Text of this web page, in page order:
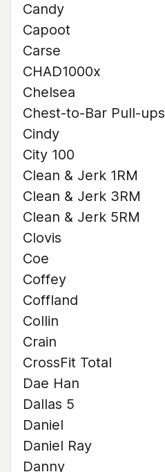
Candy
Capoot
Carse
CHAD1000x
Chelsea
Chest-to-Bar Pull-ups
Cindy
City 100
Clean & Jerk 1RM
Clean & Jerk 3RM
Clean & Jerk 5RM
Clovis
Coe
Coffey
Coffland
Collin
Crain
CrossFit Total
Dae Han
Dallas 5
Daniel
Daniel Ray
Danny